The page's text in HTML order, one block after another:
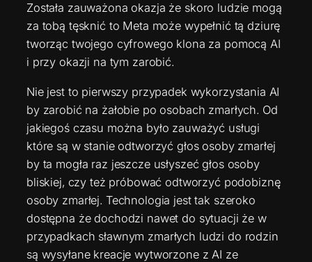
Została zauważona okazja że skoro ludzie mogą
za tobą tęsknić to Meta może wypełnić tą dziurę
tworząc twojego cyfrowego klona za pomocą AI
i przy okazji na tym zarobić.
Nie jest to pierwszy przypadek wykorzystania AI
by zarobić na żałobie po osobach zmarłych. Od
jakiegoś czasu można było zauważyć usługi
które są w stanie odtworzyć głos osoby zmarłej
by ta mogła raz jeszcze usłyszeć głos osoby
bliskiej, czy też próbować odtworzyć podobiznę
osoby zmarłej. Technologia jest tak szeroko
dostępna że dochodzi nawet do sytuacji że w
przypadkach sławnym zmarłych ludzi do rodzin
są wysyłane kreacje wytworzone z AI ze